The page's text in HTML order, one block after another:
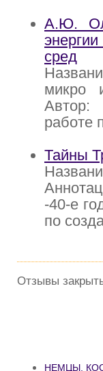
А.Ю.
сред
микро
Автор:
работе
Тайны
-40-е
по
Отзывы
НЕМЦЫ,